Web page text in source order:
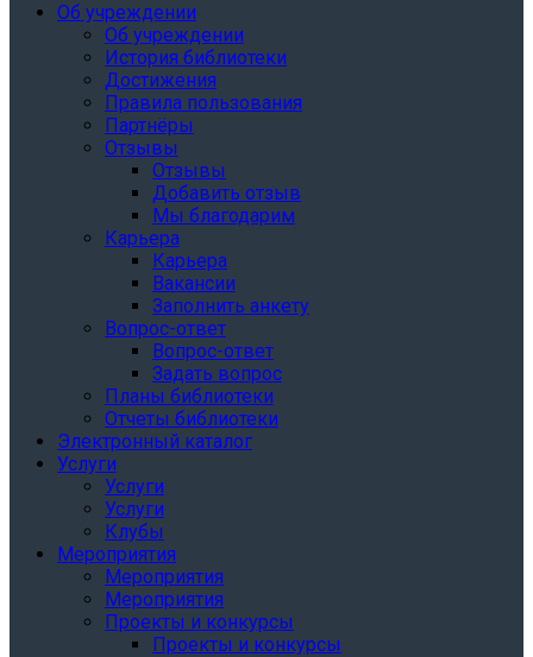
Об учреждении
Об учреждении
История библиотеки
Достижения
Правила пользования
Партнёры
Отзывы
Отзывы
Добавить отзыв
Мы благодарим
Карьера
Карьера
Вакансии
Заполнить анкету
Вопрос-ответ
Вопрос-ответ
Задать вопрос
Планы библиотеки
Отчеты библиотеки
Электронный каталог
Услуги
Услуги
Услуги
Клубы
Мероприятия
Мероприятия
Мероприятия
Проекты и конкурсы
Проекты и конкурсы